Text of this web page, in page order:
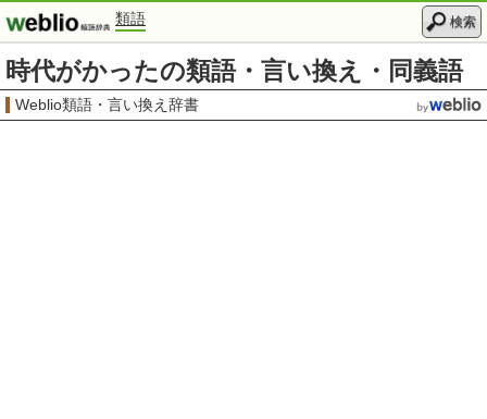
類語 検索
時代がかったの類語・言い換え・同義語
Weblio類語・言い換え辞書